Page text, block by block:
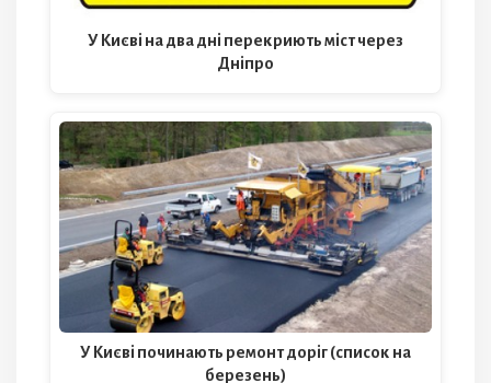
У Києві на два дні перекриють міст через
Дніпро
У Києві починають ремонт доріг (список на
березень)